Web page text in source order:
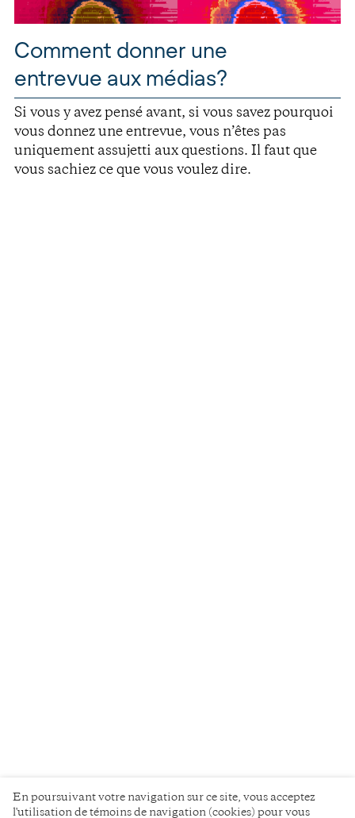
Comment donner une
entrevue aux médias?
Si vous y avez pensé avant, si vous savez pourquoi
vous donnez une entrevue, vous n’êtes pas
uniquement assujetti aux questions. Il faut que
vous sachiez ce que vous voulez dire.
En poursuivant votre navigation sur ce site, vous acceptez
l'utilisation de témoins de navigation (cookies) pour vous